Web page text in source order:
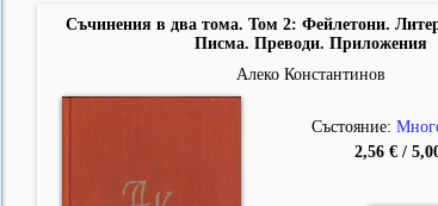
Съчинения в два тома. Том 2: Фейлетони.
Писма. Преводи. Приложения
Алеко Константинов
Състояние:
2,56 € /